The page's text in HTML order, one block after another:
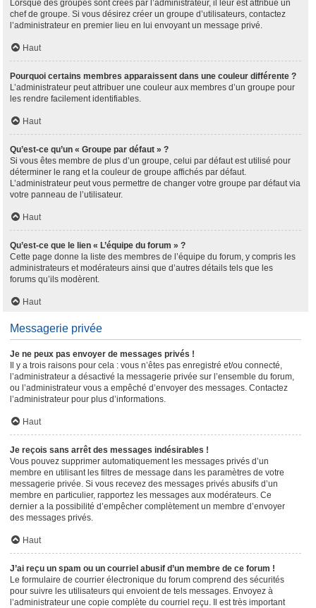
Lorsque des groupes sont créés par l’administrateur, il leur est attribué un
chef de groupe. Si vous désirez créer un groupe d’utilisateurs, contactez
l’administrateur en premier lieu en lui envoyant un message privé.
Haut
Pourquoi certains membres apparaissent dans une couleur différente ?
L’administrateur peut attribuer une couleur aux membres d’un groupe pour
les rendre facilement identifiables.
Haut
Qu’est-ce qu’un « Groupe par défaut » ?
Si vous êtes membre de plus d’un groupe, celui par défaut est utilisé pour
déterminer le rang et la couleur de groupe affichés par défaut.
L’administrateur peut vous permettre de changer votre groupe par défaut via
votre panneau de l’utilisateur.
Haut
Qu’est-ce que le lien « L’équipe du forum » ?
Cette page donne la liste des membres de l’équipe du forum, y compris les
administrateurs et modérateurs ainsi que d’autres détails tels que les
forums qu’ils modèrent.
Haut
Messagerie privée
Je ne peux pas envoyer de messages privés !
Il y a trois raisons pour cela : vous n’êtes pas enregistré et/ou connecté,
l’administrateur a désactivé la messagerie privée sur l’ensemble du forum,
ou l’administrateur vous a empêché d’envoyer des messages. Contactez
l’administrateur pour plus d’informations.
Haut
Je reçois sans arrêt des messages indésirables !
Vous pouvez supprimer automatiquement les messages privés d’un
membre en utilisant les filtres de message dans les paramètres de votre
messagerie privée. Si vous recevez des messages privés abusifs d’un
membre en particulier, rapportez les messages aux modérateurs. Ce
dernier a la possibilité d’empêcher complètement un membre d’envoyer
des messages privés.
Haut
J’ai reçu un spam ou un courriel abusif d’un membre de ce forum !
Le formulaire de courrier électronique du forum comprend des sécurités
pour suivre les utilisateurs qui envoient de tels messages. Envoyez à
l’administrateur une copie complète du courriel reçu. Il est très important